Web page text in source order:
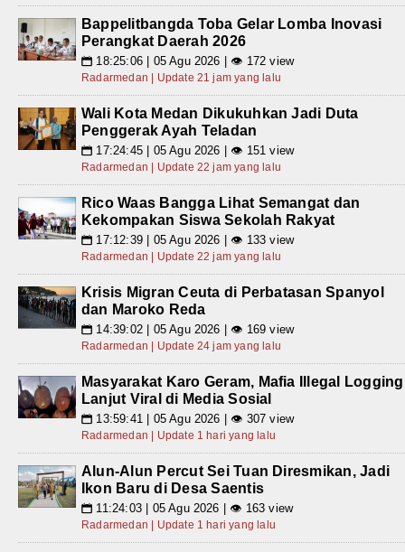
Bappelitbangda Toba Gelar Lomba Inovasi
Perangkat Daerah 2026
📅 18:25:06 | 05 Agu 2026 | 👁 172 view
Radarmedan | Update 21 jam yang lalu
Wali Kota Medan Dikukuhkan Jadi Duta
Penggerak Ayah Teladan
📅 17:24:45 | 05 Agu 2026 | 👁 151 view
Radarmedan | Update 22 jam yang lalu
Rico Waas Bangga Lihat Semangat dan
Kekompakan Siswa Sekolah Rakyat
📅 17:12:39 | 05 Agu 2026 | 👁 133 view
Radarmedan | Update 22 jam yang lalu
Krisis Migran Ceuta di Perbatasan Spanyol
dan Maroko Reda
📅 14:39:02 | 05 Agu 2026 | 👁 169 view
Radarmedan | Update 24 jam yang lalu
Masyarakat Karo Geram, Mafia Illegal Logging
Lanjut Viral di Media Sosial
📅 13:59:41 | 05 Agu 2026 | 👁 307 view
Radarmedan | Update 1 hari yang lalu
Alun-Alun Percut Sei Tuan Diresmikan, Jadi
Ikon Baru di Desa Saentis
📅 11:24:03 | 05 Agu 2026 | 👁 163 view
Radarmedan | Update 1 hari yang lalu